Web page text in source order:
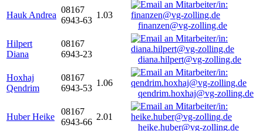
Hauk Andrea
08167
6943-63
1.03
finanzen@vg-zolling.de
Hilpert
Diana
08167
6943-23
diana.hilpert@vg-zolling.de
Hoxhaj
Qendrim
08167
6943-53
1.06
qendrim.hoxhaj@vg-zolling.de
Huber Heike
08167
6943-66
2.01
heike.huber@vg-zolling.de